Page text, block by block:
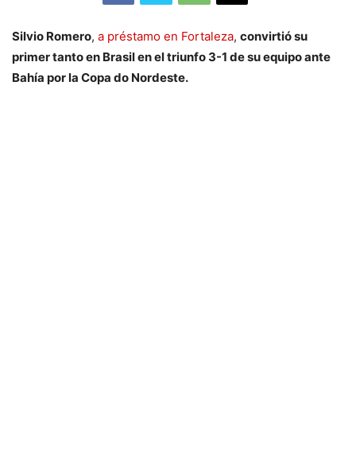
Silvio Romero, a préstamo en Fortaleza, convirtió su
primer tanto en Brasil en el triunfo 3-1 de su equipo ante
Bahía por la Copa do Nordeste.